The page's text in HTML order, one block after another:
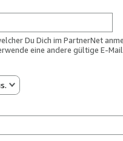
Du Dich im PartnerNet
eine andere gültige E-